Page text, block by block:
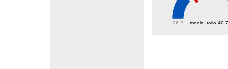
media Italia 40.7
26.2